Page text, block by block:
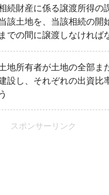
続財産に係る譲渡所得の
該土地を、当該相続の開
での間に譲渡しなければ
地所有者が土地の全部ま
設し、それぞれの出資比
スポンサーリンク